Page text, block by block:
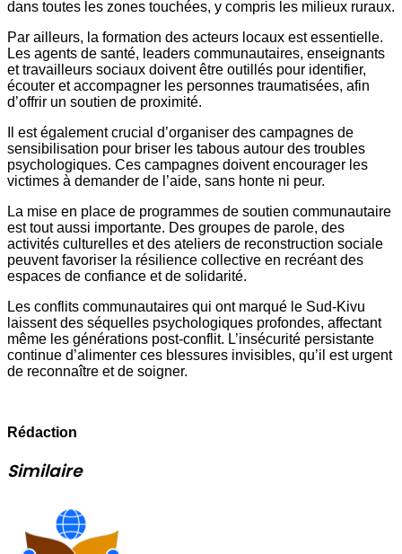
dans toutes les zones touchées, y compris les milieux ruraux.
Par ailleurs, la formation des acteurs locaux est essentielle.
Les agents de santé, leaders communautaires, enseignants
et travailleurs sociaux doivent être outillés pour identifier,
écouter et accompagner les personnes traumatisées, afin
d’offrir un soutien de proximité.
Il est également crucial d’organiser des campagnes de
sensibilisation pour briser les tabous autour des troubles
psychologiques. Ces campagnes doivent encourager les
victimes à demander de l’aide, sans honte ni peur.
La mise en place de programmes de soutien communautaire
est tout aussi importante. Des groupes de parole, des
activités culturelles et des ateliers de reconstruction sociale
peuvent favoriser la résilience collective en recréant des
espaces de confiance et de solidarité.
Les conflits communautaires qui ont marqué le Sud-Kivu
laissent des séquelles psychologiques profondes, affectant
même les générations post-conflit. L’insécurité persistante
continue d’alimenter ces blessures invisibles, qu’il est urgent
de reconnaître et de soigner.
Rédaction
Similaire